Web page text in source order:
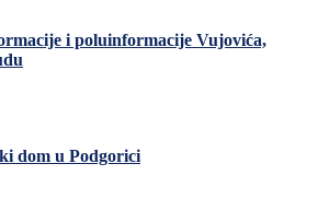
i poluinformacije Vujovića,
dom u Podgorici